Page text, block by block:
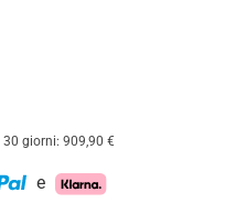
giorni: 909,90 €
e